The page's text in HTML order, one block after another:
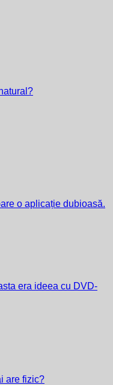
o aplicație dubioasă.
era ideea cu DVD-
are fizic?